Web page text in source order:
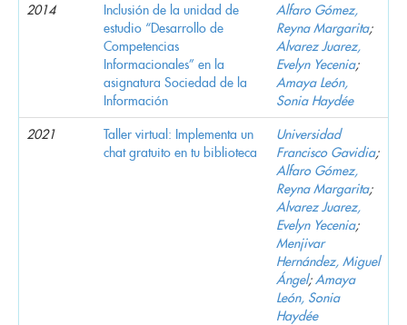
2014
Inclusión de la unidad de
estudio “Desarrollo de
Competencias
Informacionales” en la
asignatura Sociedad de la
Información
Alfaro Gómez,
Reyna Margarita;
Alvarez Juarez,
Evelyn Yecenia;
Amaya León,
Sonia Haydée
2021
Taller virtual: Implementa un
chat gratuito en tu biblioteca
Universidad
Francisco Gavidia;
Alfaro Gómez,
Reyna Margarita;
Alvarez Juarez,
Evelyn Yecenia;
Menjivar
Hernández, Miguel
Ángel; Amaya
León, Sonia
Haydée